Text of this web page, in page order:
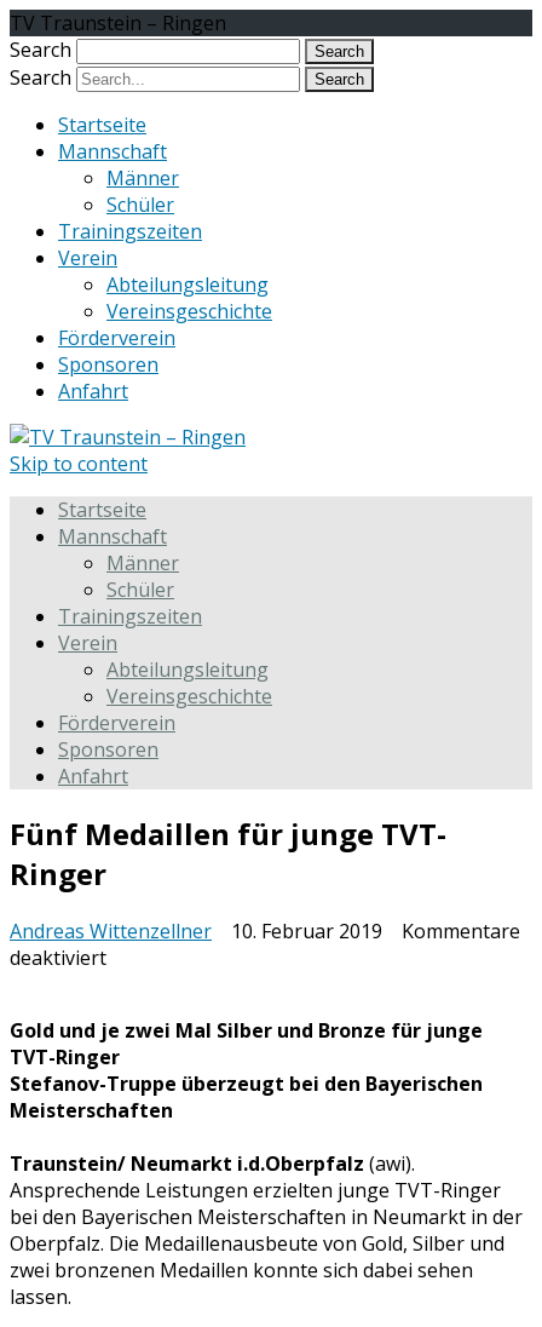
TV Traunstein – Ringen
Search
Search
Startseite
Mannschaft
Männer
Schüler
Trainingszeiten
Verein
Abteilungsleitung
Vereinsgeschichte
Förderverein
Sponsoren
Anfahrt
Skip to content
Startseite
Mannschaft
Männer
Schüler
Trainingszeiten
Verein
Abteilungsleitung
Vereinsgeschichte
Förderverein
Sponsoren
Anfahrt
Fünf Medaillen für junge TVT-
Ringer
Andreas Wittenzellner 10. Februar 2019
Kommentare
deaktiviertfür
für
junge
TVT-
Ringer
Gold und je zwei Mal Silber und Bronze für junge
TVT-Ringer
Stefanov-Truppe überzeugt bei den Bayerischen
Meisterschaften
Traunstein/ Neumarkt i.d.Oberpfalz (awi).
Ansprechende Leistungen erzielten junge TVT-Ringer
bei den Bayerischen Meisterschaften in Neumarkt in der
Oberpfalz. Die Medaillenausbeute von Gold, Silber und
zwei bronzenen Medaillen konnte sich dabei sehen
lassen.